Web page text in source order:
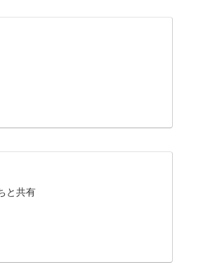
と共有